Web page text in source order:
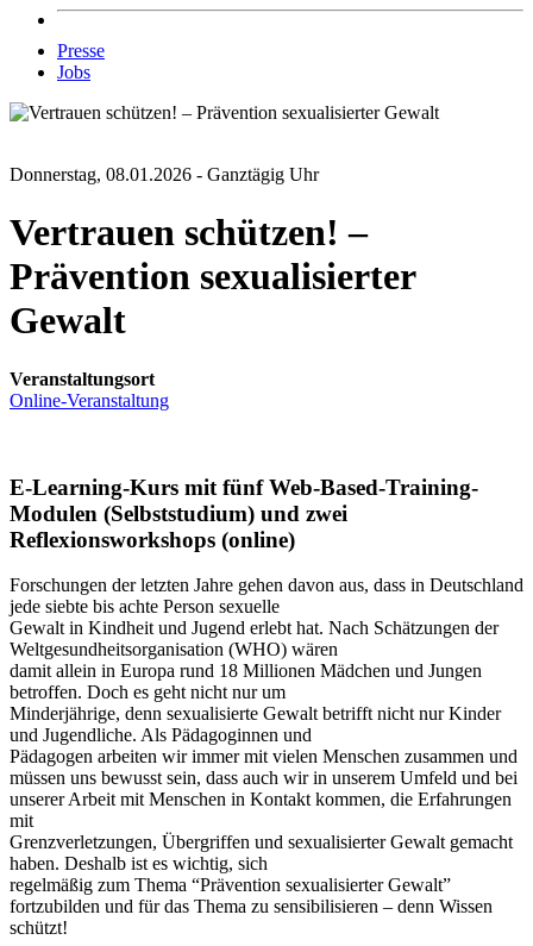
Presse
Jobs
Donnerstag, 08.01.2026 - Ganztägig Uhr
Vertrauen schützen! –
Prävention sexualisierter
Gewalt
Veranstaltungsort
Online-Veranstaltung
E-Learning-Kurs mit fünf Web-Based-Training-
Modulen (Selbststudium) und zwei
Reflexionsworkshops (online)
Forschungen der letzten Jahre gehen davon aus, dass in Deutschland
jede siebte bis achte Person sexuelle
Gewalt in Kindheit und Jugend erlebt hat. Nach Schätzungen der
Weltgesundheitsorganisation (WHO) wären
damit allein in Europa rund 18 Millionen Mädchen und Jungen
betroffen. Doch es geht nicht nur um
Minderjährige, denn sexualisierte Gewalt betrifft nicht nur Kinder
und Jugendliche. Als Pädagoginnen und
Pädagogen arbeiten wir immer mit vielen Menschen zusammen und
müssen uns bewusst sein, dass auch wir in unserem Umfeld und bei
unserer Arbeit mit Menschen in Kontakt kommen, die Erfahrungen
mit
Grenzverletzungen, Übergriffen und sexualisierter Gewalt gemacht
haben. Deshalb ist es wichtig, sich
regelmäßig zum Thema “Prävention sexualisierter Gewalt”
fortzubilden und für das Thema zu sensibilisieren – denn Wissen
schützt!